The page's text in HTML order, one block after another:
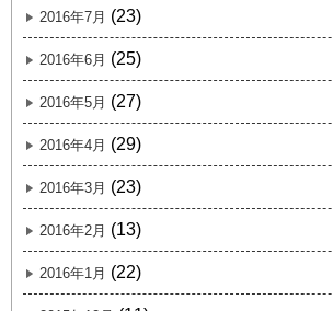
2016年7月 (23)
2016年6月 (25)
2016年5月 (27)
2016年4月 (29)
2016年3月 (23)
2016年2月 (13)
2016年1月 (22)